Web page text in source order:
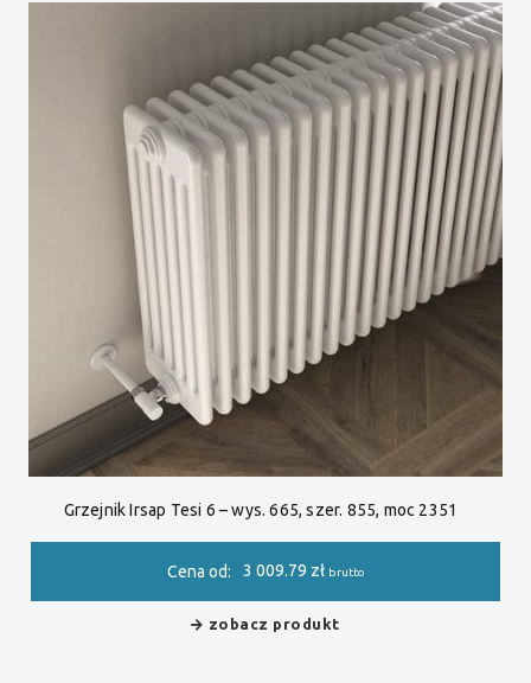
Grzejnik Irsap Tesi 6 – wys. 665, szer. 855, moc 2351
Cena od: 3 009.79 zł brutto
zobacz produkt